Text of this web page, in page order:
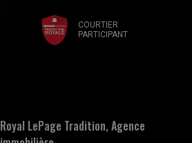
COURTIER
PARTICIPANT
Royal LePage Tradition, Agence